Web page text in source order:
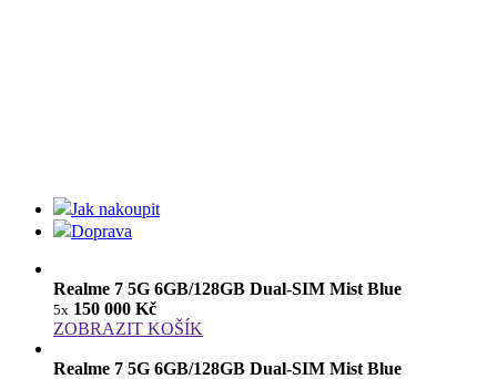
Jak nakoupit
Doprava
Realme 7 5G 6GB/128GB Dual-SIM Mist Blue
5x 150 000 Kč
ZOBRAZIT KOŠÍK
Realme 7 5G 6GB/128GB Dual-SIM Mist Blue